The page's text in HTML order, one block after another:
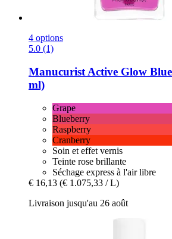
4 options
5.0 (1)
Manucurist Active Glow
ml)
Grape
Blueberry
Raspberry
Cranberry
Soin et effet vernis
Teinte rose brillante
Séchage express à l'air libre
€ 16,13 (€ 1.075,33 / L)
Livraison jusqu'au 26 août